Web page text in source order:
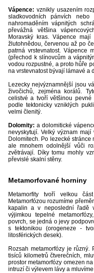
Vápence: vznikly usazením
sladkovodních pánvích
nahromaděním vápnitých
převážná většina
Moravský kras. Vápence
žlutohnědou, červenou až po
patrná vrstevnatost. Vápence
(přechod k slínovcům a
vodou rozpustné, a proto hůře
na vrstevnatost bývají lámavé a
Lezecky nejvýznamnější jsou
živočichů, zejména korálů.
celistvé a tvoří většinou pevné
podle tektonicky vzniklých
velmi členitý.
Dolomity: a dolomitické
nevyskytují. Velký význam
Dolomitech. Po lezecké
ale mnohem odolnější vůči
zvětrávají. Díky tomu mohly
převislé skalní stěny.
Metamorfované horniny
Metamorfity tvoří velkou
Metamorfózou rozumíme
kapalin a v neposlední řadě
výjimkou tepelné
povrch, se jedná o jevy
s tektonikou (orogeneze -
litosférických desek).
Rozsah metamorfózy je
tisíců kilometrů čtverečních,
prostor metamorfózy omezen
intruzí či výlevem lávy a